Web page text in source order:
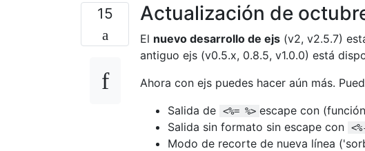
15 Actualización de
El nuevo desarrollo de ejs (v2, v2.5.7)
antiguo ejs (v0.5.x, 0.8.5, v1.0.0) está
Ahora con ejs puedes hacer aún más.
Salida de
<%= %> escape con
Salida sin formato sin escape con
Modo de recorte de nueva línea